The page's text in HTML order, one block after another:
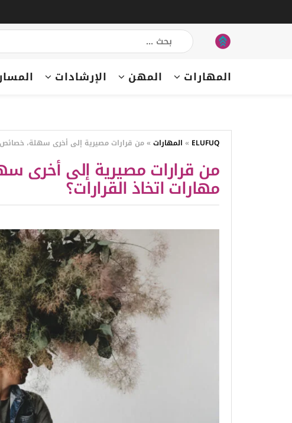
المهارات المهن الإرشادات
ELUFUQ
» المهارات »من قرارات مصيرية إلى أخرى سهلة،
من قرارات مصيرية إلى أخرى
مهارات اتخاذ القرارات؟